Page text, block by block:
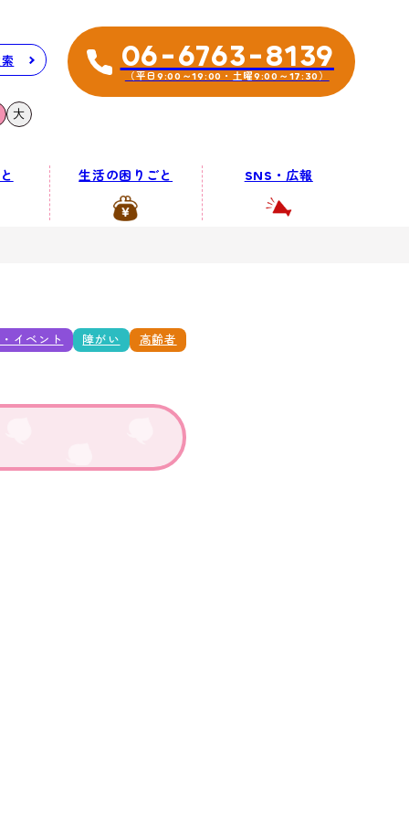
大
06-6763-8139
（平日9:00～19:00・土曜9:00～17:30）
生活の困りごと SNS・広報
イベント 障がい 高齢者